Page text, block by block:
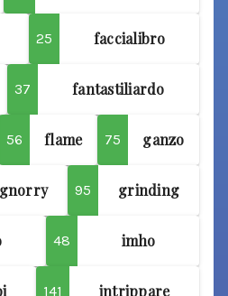
25 faccialibro
37 fantastiliardo
56 flame 75 ganzo
gnorry 95 grinding
48 imho
141 intrippare